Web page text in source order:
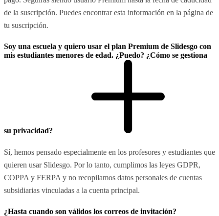
de la suscripción. Puedes encontrar esta información en la página de
tu suscripción.
Soy una escuela y quiero usar el plan Premium de Slidesgo con
mis estudiantes menores de edad. ¿Puedo? ¿Cómo se gestiona
su privacidad?
Sí, hemos pensado especialmente en los profesores y estudiantes que
quieren usar Slidesgo. Por lo tanto, cumplimos las leyes GDPR,
COPPA y FERPA y no recopilamos datos personales de cuentas
subsidiarias vinculadas a la cuenta principal.
¿Hasta cuando son válidos los correos de invitación?